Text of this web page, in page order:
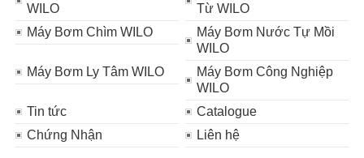
WILO
Từ WILO
Máy Bơm Chìm WILO
Máy Bơm Nước Tự Mồi
WILO
Máy Bơm Ly Tâm WILO
Máy Bơm Công Nghiệp
WILO
Tin tức
Catalogue
Chứng Nhận
Liên hệ